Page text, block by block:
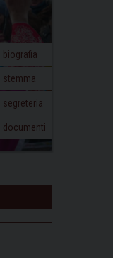
biografia
stemma
segreteria
documenti